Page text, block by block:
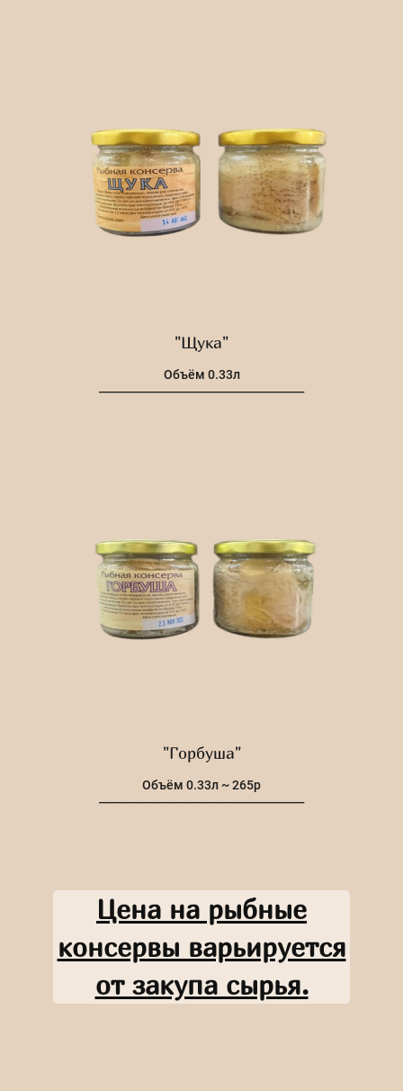
"Щука"
Объём 0.33л
"Горбуша"
Объём 0.33л ~ 265р
Цена на рыбные
консервы варьируется
от закупа сырья.